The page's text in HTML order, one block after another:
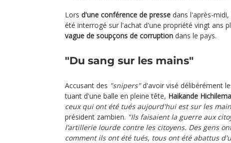
Lors d'une conférence de presse dans l'après-
été interrogé sur l'achat d'une propriété vingt ans
vague de soupçons de corruption dans le pays.
"Du sang sur les mains"
Accusant des "snipers"d'avoir visé délibérément
tuant d'une balle en pleine tête, Haikande Hichilema
ceux qui ont été tués aujourd'hui est sur les
président zambien. "Ils faisaient la guerre aux
l’artillerie lourde contre les citoyens. Des gens
comment ils ont été tués, tous ont été abattus